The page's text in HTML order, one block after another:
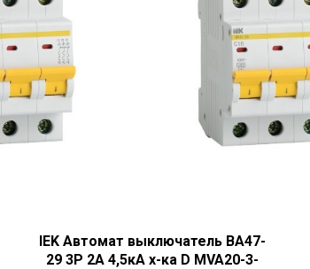
IEK Автомат выключатель ВА47-
29 3Р 2А 4,5кА х-ка D MVA20-3-